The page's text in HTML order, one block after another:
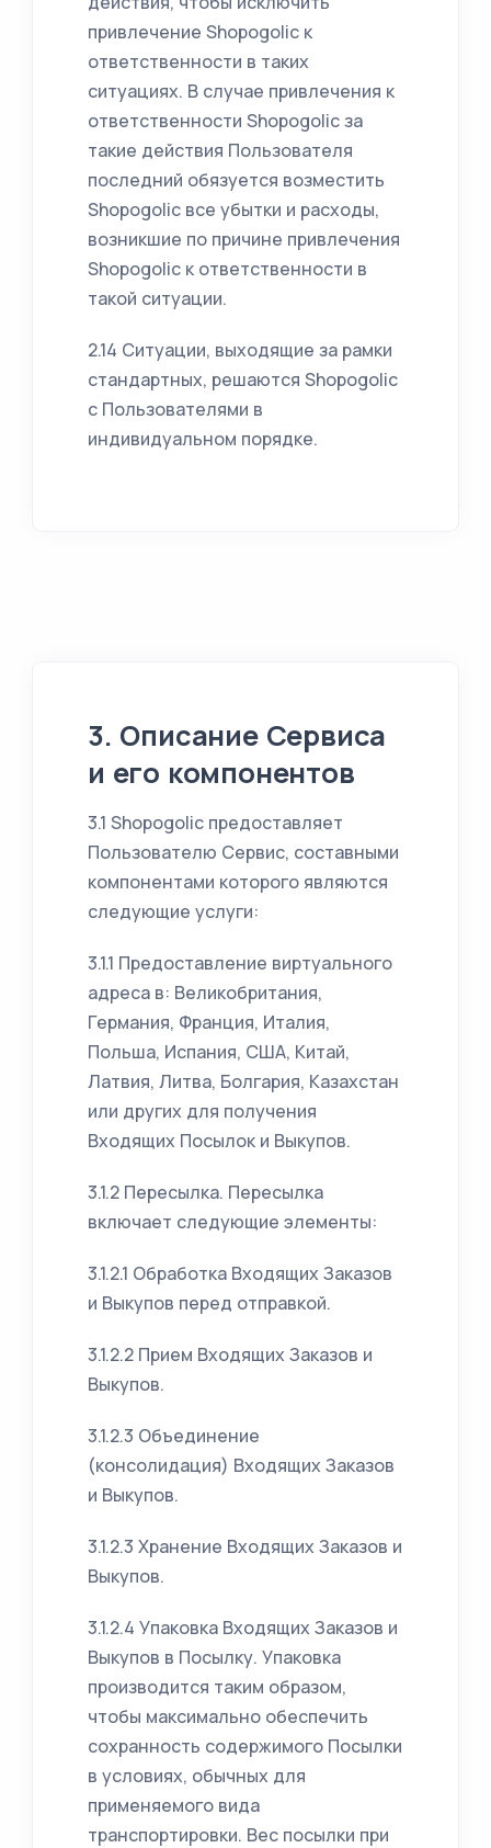
привлечение Shopogolic к
ответственности в таких
ситуациях. В случае привлечения к
ответственности Shopogolic за
такие действия Пользователя
последний обязуется возместить
Shopogolic все убытки и расходы,
возникшие по причине привлечения
Shopogolic к ответственности в
такой ситуации.
2.14 Ситуации, выходящие за рамки
стандартных, решаются Shopogolic
с Пользователями в
индивидуальном порядке.
3. Описание Сервиса
и его компонентов
3.1 Shopogolic предоставляет
Пользователю Сервис, составными
компонентами которого являются
следующие услуги:
3.1.1 Предоставление виртуального
адреса в: Великобритания,
Германия, Франция, Италия,
Польша, Испания, США, Китай,
Латвия, Литва, Болгария, Казахстан
или других для получения
Входящих Посылок и Выкупов.
3.1.2 Пересылка. Пересылка
включает следующие элементы:
3.1.2.1 Обработка Входящих Заказов
и Выкупов перед отправкой.
3.1.2.2 Прием Входящих Заказов и
Выкупов.
3.1.2.3 Объединение
(консолидация) Входящих Заказов
и Выкупов.
3.1.2.3 Хранение Входящих Заказов и
Выкупов.
3.1.2.4 Упаковка Входящих Заказов и
Выкупов в Посылку. Упаковка
производится таким образом,
чтобы максимально обеспечить
сохранность содержимого Посылки
в условиях, обычных для
применяемого вида
транспортировки. Вес посылки при